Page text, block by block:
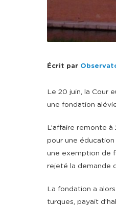
Écrit par
Le 20 juin, la Cour
une fondation
L’affaire remonte
pour une
une exemption de
rejeté la demande
La fondation a
turques, payait